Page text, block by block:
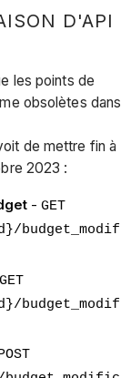
D'API
les points de
obsolètes dans
de mettre fin à
2023 :
-GET
budget_modif
GET
budget_modif